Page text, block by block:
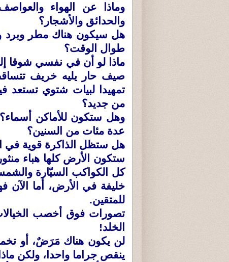
وماذا عن الهواء
والحدائق والأشجار؟
هل سيكون هناك مطر وبرد
طوال الوقت؟
ماذا لو أن في نفسي شوقا إلى
صيف حار يليه خريف تتساقط
تمهيدا لبيات شتوي تستعد
من جديد؟
وهل ستكون للأماكن
عدة مئات من السنين؟
هل ستظل الذاكرة قوية في
ستكون الأرض كلها هباء
كل الكواكب السيّارة
خليفة في الأرض، أما
للمتقين.
تصورات فوق أخصب
الخلد!
لن يكون هناك مَرَضٌ، أو
ينقص جراما واحدا، ولكن